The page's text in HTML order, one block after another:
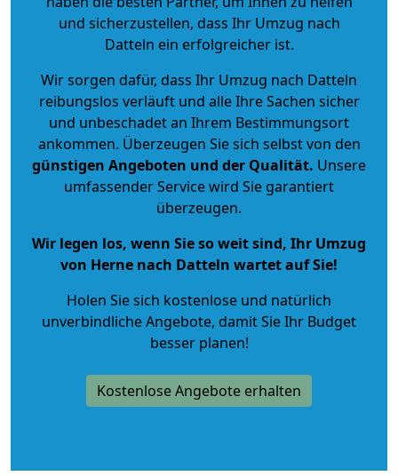
und sicherzustellen, dass Ihr Umzug nach
Datteln ein erfolgreicher ist.
Wir sorgen dafür, dass Ihr Umzug nach Datteln
reibungslos verläuft und alle Ihre Sachen sicher
und unbeschadet an Ihrem Bestimmungsort
ankommen. Überzeugen Sie sich selbst von den
günstigen Angeboten und der Qualität. Unsere
umfassender Service wird Sie garantiert
überzeugen.
Wir legen los, wenn Sie so weit sind, Ihr Umzug
von Herne nach Datteln wartet auf Sie!
Holen Sie sich kostenlose und natürlich
unverbindliche Angebote, damit Sie Ihr Budget
besser planen!
Kostenlose Angebote erhalten